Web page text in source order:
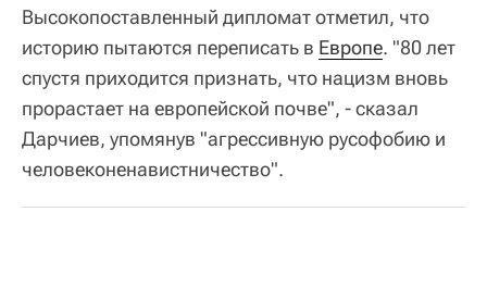
Высокопоставленный дипломат отметил, что
историю пытаются переписать в Европе. "80 лет
спустя приходится признать, что нацизм вновь
прорастает на европейской почве", - сказал
Дарчиев, упомянув "агрессивную русофобию и
человеконенавистничество".